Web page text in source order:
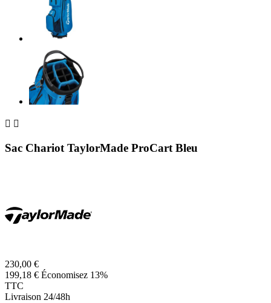
 
Sac Chariot TaylorMade ProCart Bleu
230,00 €
199,18 € Économisez 13%
TTC
Livraison 24/48h